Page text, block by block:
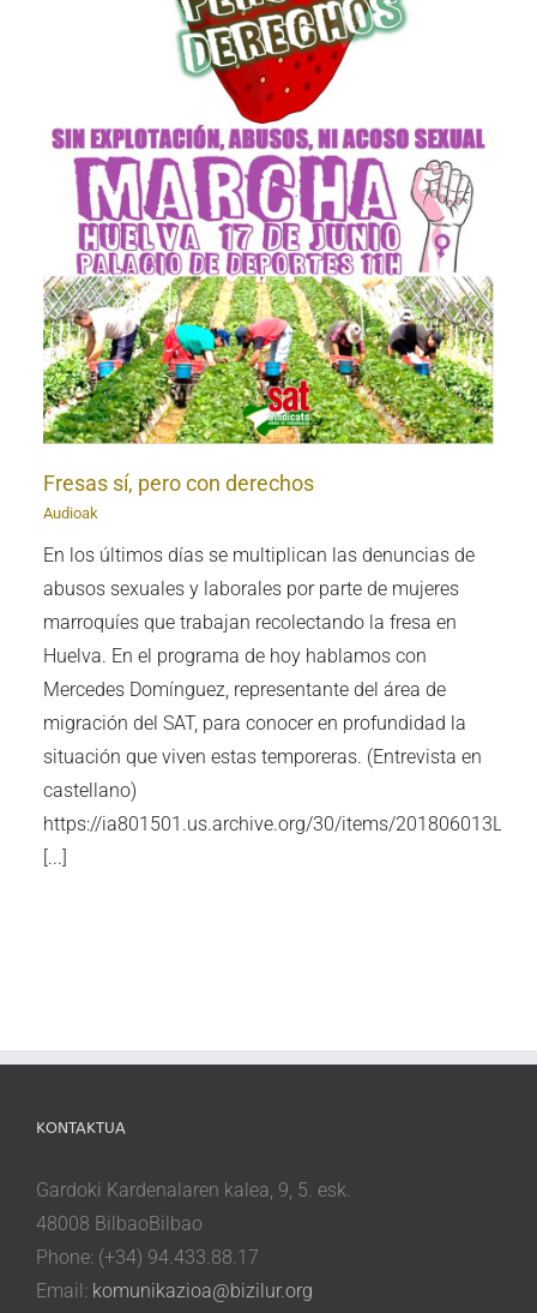
Fresas sí, pero con derechos
Audioak
En los últimos días se multiplican las denuncias de
abusos sexuales y laborales por parte de mujeres
marroquíes que trabajan recolectando la fresa en
Huelva. En el programa de hoy hablamos con
Mercedes Domínguez, representante del área de
migración del SAT, para conocer en profundidad la
situación que viven estas temporeras. (Entrevista en
castellano)
https://ia801501.us.archive.org/30/items/
[...]
KONTAKTUA
Gardoki Kardenalaren kalea, 9, 5. esk.
48008 BilbaoBilbao
Phone: (+34) 94.433.88.17
Email: komunikazioa@bizilur.org